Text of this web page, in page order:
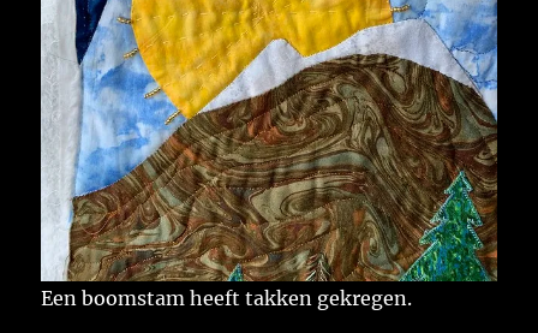
Een boomstam heeft takken gekregen.